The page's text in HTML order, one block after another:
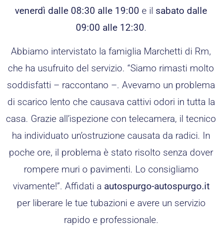
venerdì dalle 08:30 alle 19:00 e il sabato dalle
09:00 alle 12:30.
Abbiamo intervistato la famiglia Marchetti di Rm,
che ha usufruito del servizio. “Siamo rimasti molto
soddisfatti – raccontano –. Avevamo un problema
di scarico lento che causava cattivi odori in tutta la
casa. Grazie all’ispezione con telecamera, il tecnico
ha individuato un’ostruzione causata da radici. In
poche ore, il problema è stato risolto senza dover
rompere muri o pavimenti. Lo consigliamo
vivamente!”. Affidati a autospurgo-autospurgo.it
per liberare le tue tubazioni e avere un servizio
rapido e professionale.